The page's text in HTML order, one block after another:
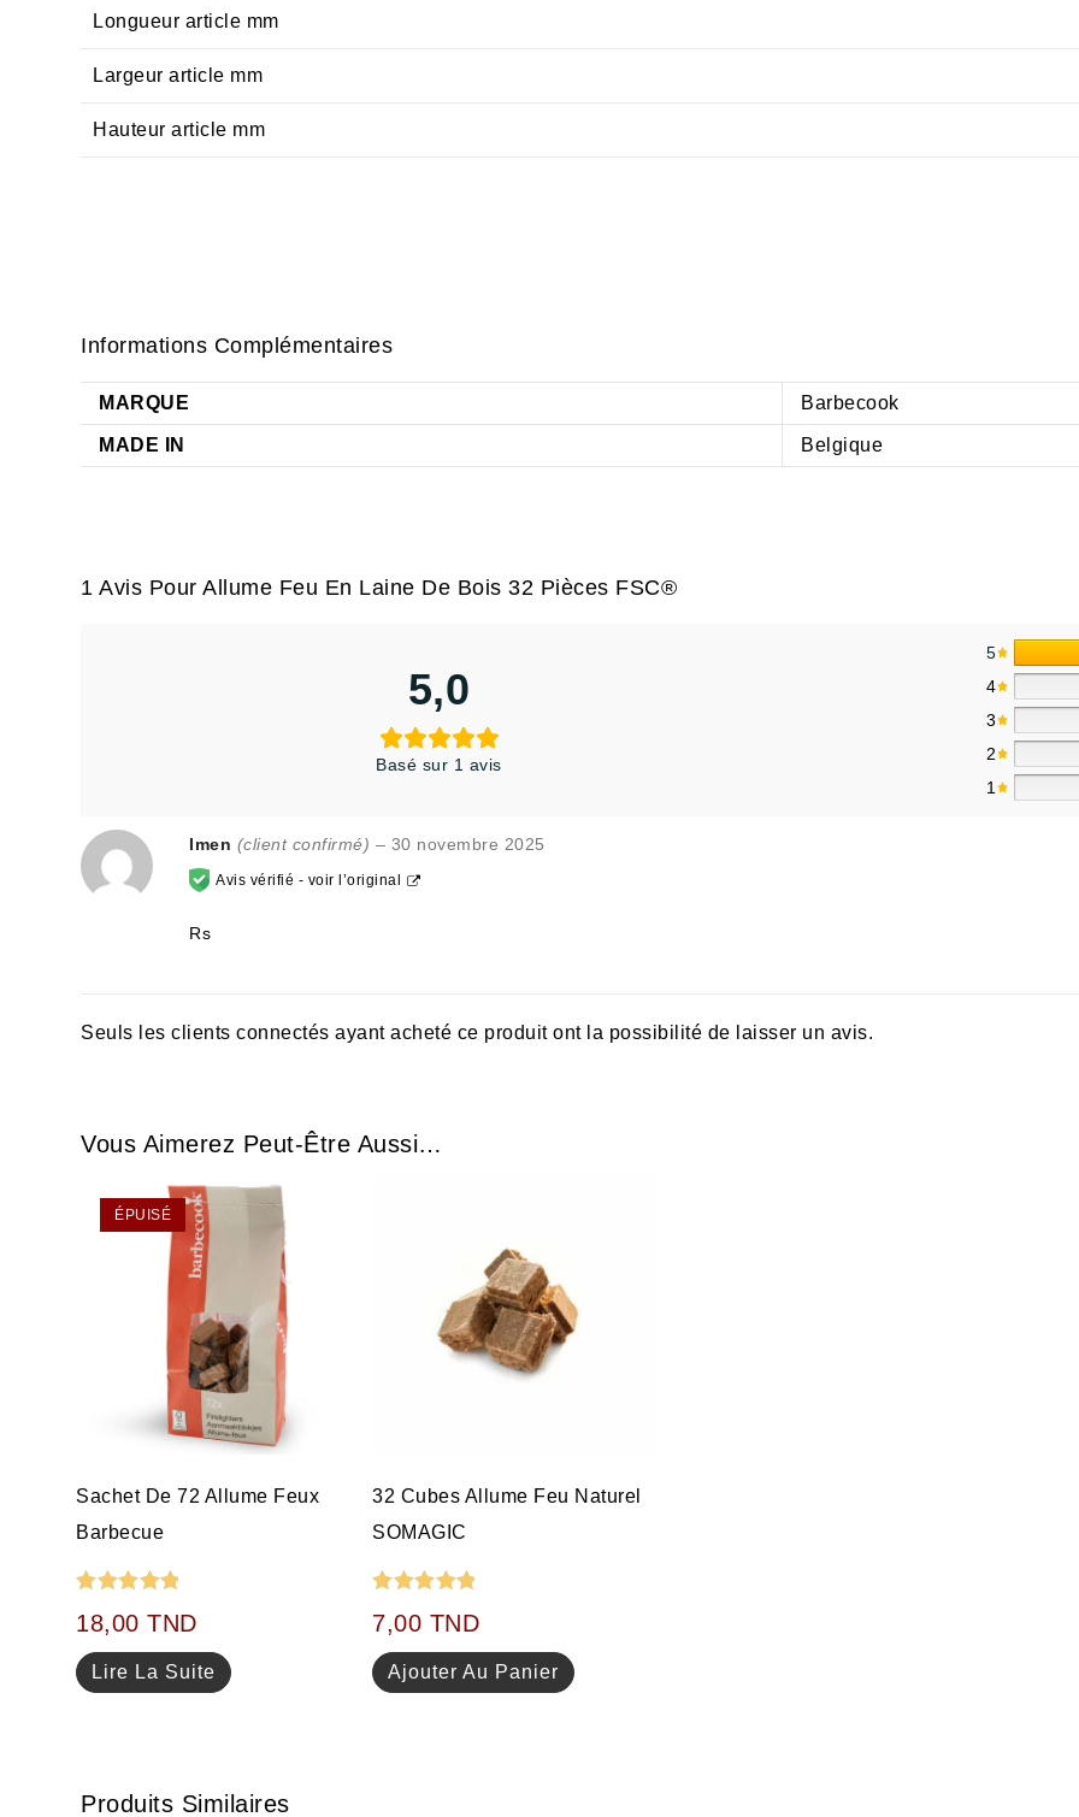
Longueur article mm
Largeur article mm
Hauteur article mm
Informations Complémentaires
MARQUE Barbecook
MADE IN Belgique
1 Avis PourAllume Feu En Laine De Bois 32 Pièces FSC®
5,0
Basé sur 1 avis
5
4
3
2
1
Imen (client confirmé) – 30 novembre 2025
Avis vérifié - voir l’original
Rs
Seuls les clients connectés ayant acheté ce produit ont la possibilité de laisser un avis.
Vous Aimerez Peut-Être Aussi…
ÉPUISÉ
Sachet De 72 Allume Feux
Barbecue
sur 5
18,00TND
Lire La Suite
32 Cubes Allume Feu Naturel
SOMAGIC
sur 5
7,00 TND
Ajouter Au Panier
Produits Similaires